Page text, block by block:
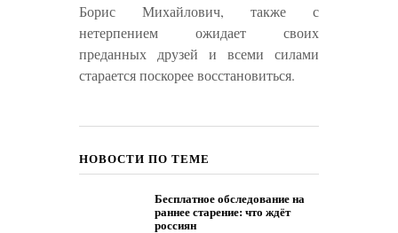
Борис Михайлович, также с
нетерпением ожидает своих
преданных друзей и всеми силами
старается поскорее восстановиться.
НОВОСТИ ПО ТЕМЕ
Бесплатное обследование на
раннее старение: что ждёт
россиян